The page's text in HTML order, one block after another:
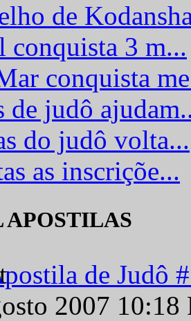
de
conquista 3 m...
conquista
de judô
do judô volta...
as inscriçõe...
APOSTILAS
de Judô
2007